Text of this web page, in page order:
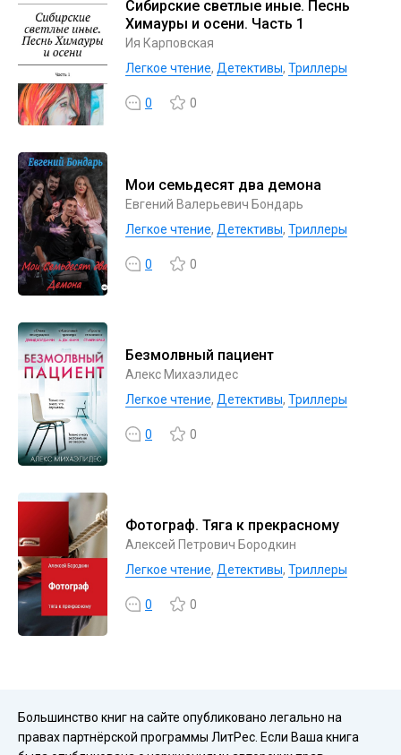
Сибирские светлые иные. Песнь
Химауры и осени. Часть 1
Ия Карповская
Легкое чтение, Детективы, Триллеры
0 0
Мои семьдесят два демона
Евгений Валерьевич Бондарь
Легкое чтение, Детективы, Триллеры
0 0
Безмолвный пациент
Алекс Михаэлидес
Легкое чтение, Детективы, Триллеры
0 0
Фотограф. Тяга к прекрасному
Алексей Петрович Бородкин
Легкое чтение, Детективы, Триллеры
0 0
Большинство книг на сайте опубликовано легально на
правах партнёрской программы ЛитРес. Если Ваша книга